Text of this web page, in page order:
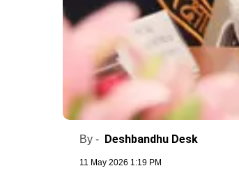
By - Deshbandhu Desk
11 May 2026 1:19 PM